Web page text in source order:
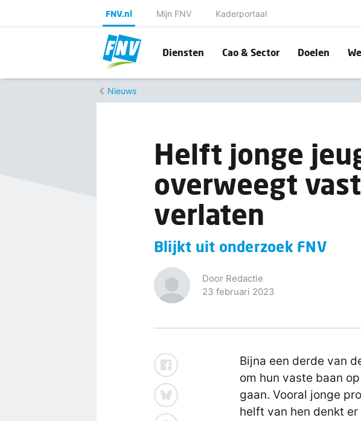
FNV.nl Mijn FNV Kaderportaal
Diensten Cao & Sector Doelen
Nieuws
Helft jonge
overweegt
verlaten
Blijkt uit onderzoek FNV
Door Redactie
23 februari 2023
Bijna een derde van
om hun vaste baan
gaan. Vooral jonge
helft van hen denkt